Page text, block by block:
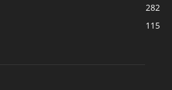
282
115